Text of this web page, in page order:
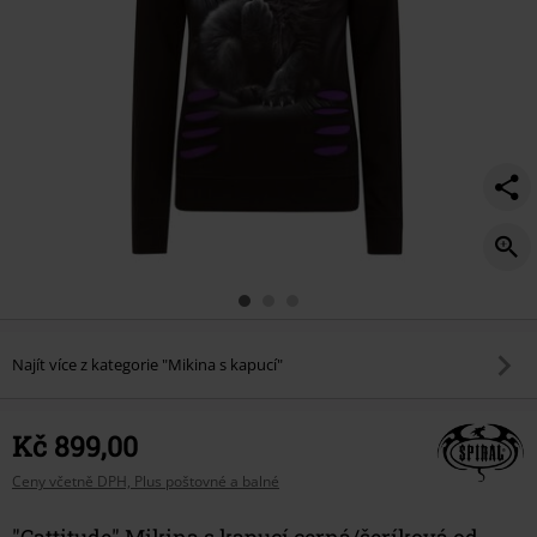
Najít více z kategorie "Mikina s kapucí"
Kč 899,00
Ceny včetně DPH, Plus poštovné a balné